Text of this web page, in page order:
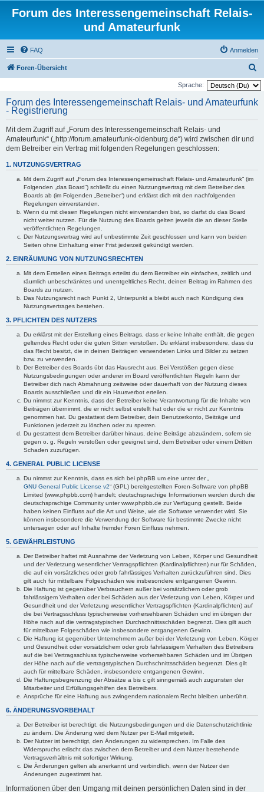
Forum des Interessengemeinschaft Relais-
und Amateurfunk
FAQ Anmelden
Foren-Übersicht
u
Sprache:
Forum des Interessengemeinschaft Relais- und Amateurfunk
- Registrierung
Mit dem Zugriff auf „Forum des Interessengemeinschaft Relais- und
Amateurfunk“ („http://forum.amateurfunk-oldenburg.de“) wird zwischen dir und
dem Betreiber ein Vertrag mit folgenden Regelungen geschlossen:
1. NUTZUNGSVERTRAG
Mit dem Zugriff auf „Forum des Interessengemeinschaft Relais- und Amateurfunk“ (im
Folgenden „das Board“) schließt du einen Nutzungsvertrag mit dem Betreiber des
Boards ab (im Folgenden „Betreiber“) und erklärst dich mit den nachfolgenden
Regelungen einverstanden.
Wenn du mit diesen Regelungen nicht einverstanden bist, so darfst du das Board
nicht weiter nutzen. Für die Nutzung des Boards gelten jeweils die an dieser Stelle
veröffentlichten Regelungen.
Der Nutzungsvertrag wird auf unbestimmte Zeit geschlossen und kann von beiden
Seiten ohne Einhaltung einer Frist jederzeit gekündigt werden.
2. EINRÄUMUNG VON NUTZUNGSRECHTEN
Mit dem Erstellen eines Beitrags erteilst du dem Betreiber ein einfaches, zeitlich und
räumlich unbeschränktes und unentgeltliches Recht, deinen Beitrag im Rahmen des
Boards zu nutzen.
Das Nutzungsrecht nach Punkt 2, Unterpunkt a bleibt auch nach Kündigung des
Nutzungsvertrages bestehen.
3. PFLICHTEN DES NUTZERS
Du erklärst mit der Erstellung eines Beitrags, dass er keine Inhalte enthält, die gegen
geltendes Recht oder die guten Sitten verstoßen. Du erklärst insbesondere, dass du
das Recht besitzt, die in deinen Beiträgen verwendeten Links und Bilder zu setzen
bzw. zu verwenden.
Der Betreiber des Boards übt das Hausrecht aus. Bei Verstößen gegen diese
Nutzungsbedingungen oder anderer im Board veröffentlichten Regeln kann der
Betreiber dich nach Abmahnung zeitweise oder dauerhaft von der Nutzung dieses
Boards ausschließen und dir ein Hausverbot erteilen.
Du nimmst zur Kenntnis, dass der Betreiber keine Verantwortung für die Inhalte von
Beiträgen übernimmt, die er nicht selbst erstellt hat oder die er nicht zur Kenntnis
genommen hat. Du gestattest dem Betreiber, dein Benutzerkonto, Beiträge und
Funktionen jederzeit zu löschen oder zu sperren.
Du gestattest dem Betreiber darüber hinaus, deine Beiträge abzuändern, sofern sie
gegen o. g. Regeln verstoßen oder geeignet sind, dem Betreiber oder einem Dritten
Schaden zuzufügen.
4. GENERAL PUBLIC LICENSE
Du nimmst zur Kenntnis, dass es sich bei phpBB um eine unter der „
GNU General Public License v2“ (GPL) bereitgestellten Foren-Software von phpBB
Limited (www.phpbb.com) handelt; deutschsprachige Informationen werden durch die
deutschsprachige Community unter www.phpbb.de zur Verfügung gestellt. Beide
haben keinen Einfluss auf die Art und Weise, wie die Software verwendet wird. Sie
können insbesondere die Verwendung der Software für bestimmte Zwecke nicht
untersagen oder auf Inhalte fremder Foren Einfluss nehmen.
5. GEWÄHRLEISTUNG
Der Betreiber haftet mit Ausnahme der Verletzung von Leben, Körper und Gesundheit
und der Verletzung wesentlicher Vertragspflichten (Kardinalpflichten) nur für Schäden,
die auf ein vorsätzliches oder grob fahrlässiges Verhalten zurückzuführen sind. Dies
gilt auch für mittelbare Folgeschäden wie insbesondere entgangenen Gewinn.
Die Haftung ist gegenüber Verbrauchern außer bei vorsätzlichem oder grob
fahrlässigem Verhalten oder bei Schäden aus der Verletzung von Leben, Körper und
Gesundheit und der Verletzung wesentlicher Vertragspflichten (Kardinalpflichten) auf
die bei Vertragsschluss typischerweise vorhersehbaren Schäden und im übrigen der
Höhe nach auf die vertragstypischen Durchschnittsschäden begrenzt. Dies gilt auch
für mittelbare Folgeschäden wie insbesondere entgangenen Gewinn.
Die Haftung ist gegenüber Unternehmern außer bei der Verletzung von Leben, Körper
und Gesundheit oder vorsätzlichem oder grob fahrlässigem Verhalten des Betreibers
auf die bei Vertragsschluss typischerweise vorhersehbaren Schäden und im Übrigen
der Höhe nach auf die vertragstypischen Durchschnittsschäden begrenzt. Dies gilt
auch für mittelbare Schäden, insbesondere entgangenen Gewinn.
Die Haftungsbegrenzung der Absätze a bis c gilt sinngemäß auch zugunsten der
Mitarbeiter und Erfüllungsgehilfen des Betreibers.
Ansprüche für eine Haftung aus zwingendem nationalem Recht bleiben unberührt.
6. ÄNDERUNGSVORBEHALT
Der Betreiber ist berechtigt, die Nutzungsbedingungen und die Datenschutzrichtlinie
zu ändern. Die Änderung wird dem Nutzer per E-Mail mitgeteilt.
Der Nutzer ist berechtigt, den Änderungen zu widersprechen. Im Falle des
Widerspruchs erlischt das zwischen dem Betreiber und dem Nutzer bestehende
Vertragsverhältnis mit sofortiger Wirkung.
Die Änderungen gelten als anerkannt und verbindlich, wenn der Nutzer den
Änderungen zugestimmt hat.
Informationen über den Umgang mit deinen persönlichen Daten sind in der